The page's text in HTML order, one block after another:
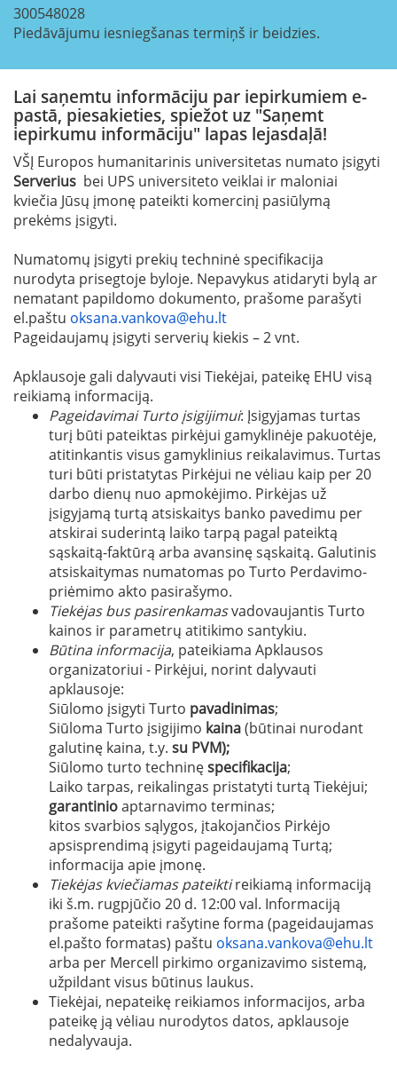
300548028
Piedāvājumu iesniegšanas termiņš ir beidzies.
Lai saņemtu informāciju par iepirkumiem e-
pastā, piesakieties, spiežot uz "Saņemt
iepirkumu informāciju" lapas lejasdaļā!
VŠĮ Europos humanitarinis universitetas numato įsigyti
Serverius bei UPS universiteto veiklai ir maloniai
kviečia Jūsų įmonę pateikti komercinį pasiūlymą
prekėms įsigyti.
Numatomų įsigyti prekių techninė specifikacija
nurodyta prisegtoje byloje. Nepavykus atidaryti bylą ar
nematant papildomo dokumento, prašome parašyti
el.paštu oksana.vankova@ehu.lt
Pageidaujamų įsigyti serverių kiekis – 2 vnt.
Apklausoje gali dalyvauti visi Tiekėjai, pateikę EHU visą
reikiamą informaciją.
Pageidavimai Turto įsigijimui: Įsigyjamas turtas
turį būti pateiktas pirkėjui gamyklinėje pakuotėje,
atitinkantis visus gamyklinius reikalavimus. Turtas
turi būti pristatytas Pirkėjui ne vėliau kaip per 20
darbo dienų nuo apmokėjimo. Pirkėjas už
įsigyjamą turtą atsiskaitys banko pavedimu per
atskirai suderintą laiko tarpą pagal pateiktą
sąskaitą-faktūrą arba avansinę sąskaitą. Galutinis
atsiskaitymas numatomas po Turto Perdavimo-
priėmimo akto pasirašymo.
Tiekėjas bus pasirenkamasvadovaujantis Turto
kainos ir parametrų atitikimo santykiu.
Būtina informacija, pateikiama Apklausos
organizatoriui - Pirkėjui, norint dalyvauti
apklausoje:
Siūlomo įsigyti Turto pavadinimas;
Siūloma Turto įsigijimo kaina(būtinai nurodant
galutinę kaina, t.y. su PVM);
Siūlomo turto techninęspecifikacija;
Laiko tarpas, reikalingas pristatyti turtą Tiekėjui;
garantinioaptarnavimo terminas;
kitos svarbios sąlygos, įtakojančios Pirkėjo
apsisprendimą įsigyti pageidaujamą Turtą;
informacija apie įmonę.
Tiekėjas kviečiamas pateiktireikiamą informaciją
iki š.m. rugpjūčio 20 d. 12:00 val. Informaciją
prašome pateikti rašytine forma (pageidaujamas
el.pašto formatas) paštu oksana.vankova@ehu.lt
arba per Mercell pirkimo organizavimo sistemą,
užpildant visus būtinus laukus.
Tiekėjai, nepateikę reikiamos informacijos, arba
pateikę ją vėliau nurodytos datos, apklausoje
nedalyvauja.